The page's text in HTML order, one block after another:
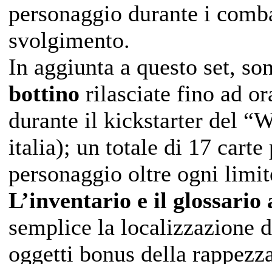
personaggio durante i
svolgimento.
In aggiunta a questo set,
bottino rilasciate fino ad
durante il kickstarter del
italia); un totale di 17 carte
personaggio oltre ogni
L’inventario e il glossario
semplice la localizzazione
oggetti bonus della